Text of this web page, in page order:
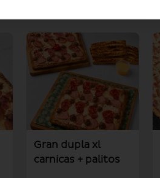
Gran dupla xl
carnicas + palitos